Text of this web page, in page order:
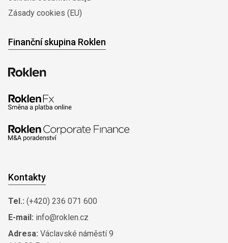
Zásady cookies (EU)
Finanční skupina Roklen
Kontakty
Tel.: (+420) 236 071 600
E-mail: info@roklen.cz
Adresa: Václavské náměstí 9